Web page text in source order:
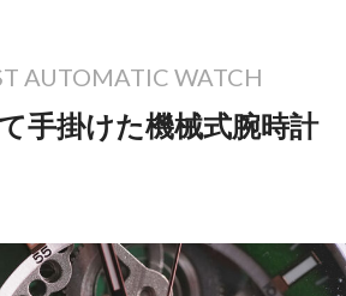
AUTOMATIC WATCH
手掛けた機械式腕時計